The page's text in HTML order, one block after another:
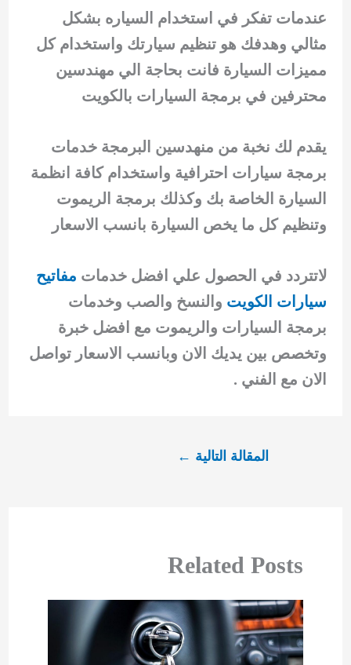
عندمات تفكر في استخدام السياره بشكل
مثالي وهدفك هو تنظيم سيارتك واستخدام كل
مميزات السيارة فانت بحاجة الي مهندسين
محترفين في برمجة السيارات بالكويت
يقدم لك نخبة من منهدسين البرمجة خدمات
برمجة سيارات احترافية واستخدام كافة انظمة
السيارة الخاصة بك وكذلك برمجة الريموت
وتنظيم كل ما يخص السيارة بانسب الاسعار
لاتتردد في الحصول علي افضل خدمات مفاتيح
سيارات الكويت والنسخ والصب وخدمات
برمجة السيارات والريموت مع افضل خبرة
وتخصص بين يديك الان وبانسب الاسعار تواصل
الان مع الفني .
المقالة التالية ←
Related Posts